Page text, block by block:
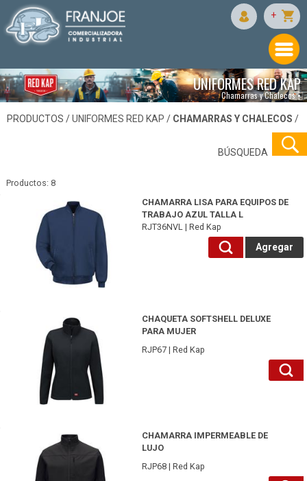
+
UNIFORMES RED KAP
Chamarras y Chalecos •
PRODUCTOS /UNIFORMES RED KAP / CHAMARRAS Y CHALECOS /
BÚSQUEDA
Productos: 8
CHAMARRA LISA PARA EQUIPOS DE
TRABAJO AZUL TALLA L
RJT36NVL | Red Kap
Agregar
CHAQUETA SOFTSHELL DELUXE
PARA MUJER
RJP67 | Red Kap
CHAMARRA IMPERMEABLE DE
LUJO
RJP68 | Red Kap